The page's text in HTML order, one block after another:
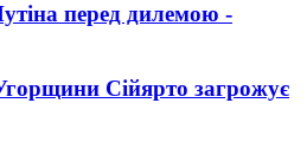
перед дилемою -
Сійярто загрожує